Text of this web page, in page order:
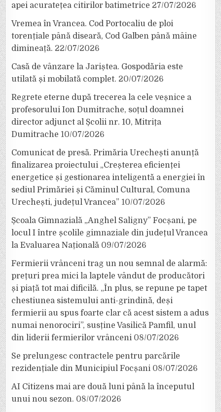
apei acuratețea citirilor batimetrice 27/07/2026
Vremea în Vrancea. Cod Portocaliu de ploi
torențiale până diseară, Cod Galben până mâine
dimineață. 22/07/2026
Casă de vânzare la Jariștea. Gospodăria este
utilată și mobilată complet. 20/07/2026
Regrete eterne după trecerea la cele veșnice a
profesorului Ion Dumitrache, soțul doamnei
director adjunct al Școlii nr. 10, Mitrița
Dumitrache 10/07/2026
Comunicat de presă. Primăria Urechești anunță
finalizarea proiectului „Creșterea eficienței
energetice și gestionarea inteligentă a energiei în
sediul Primăriei și Căminul Cultural, Comuna
Urechești, județul Vrancea” 10/07/2026
Școala Gimnazială „Anghel Saligny” Focșani, pe
locul I între școlile gimnaziale din județul Vrancea
la Evaluarea Națională 09/07/2026
Fermierii vrânceni trag un nou semnal de alarmă:
prețuri prea mici la laptele vândut de producători
și piață tot mai dificilă. „În plus, se repune pe tapet
chestiunea sistemului anti-grindină, deși
fermierii au spus foarte clar că acest sistem a adus
numai nenorociri”, susține Vasilică Pamfil, unul
din liderii fermierilor vrânceni 08/07/2026
Se prelungesc contractele pentru parcările
rezidențiale din Municipiul Focșani 08/07/2026
AI Citizens mai are două luni până la începutul
unui nou sezon. 08/07/2026